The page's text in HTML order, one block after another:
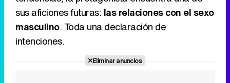
sus aficiones futuras: las relaciones con el sexo
masculino. Toda una declaración de
intenciones.
Eliminar anuncios